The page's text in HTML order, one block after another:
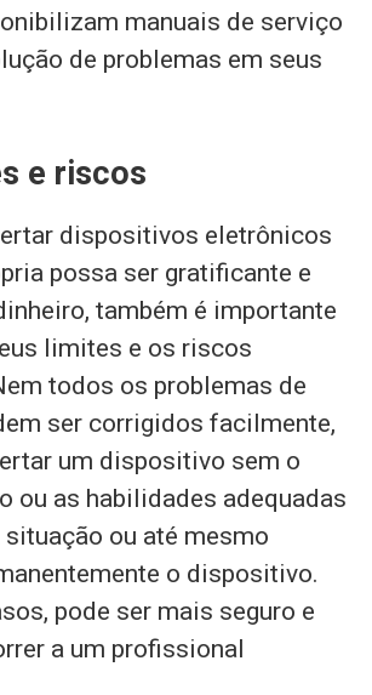
manuais de serviço
de problemas em seus
e riscos
dispositivos eletrônicos
possa ser gratificante e
também é importante
limites e os riscos
todos os problemas de
ser corrigidos facilmente,
um dispositivo sem o
ou as habilidades adequadas
situação ou até mesmo
o dispositivo.
pode ser mais seguro e
a um profissional